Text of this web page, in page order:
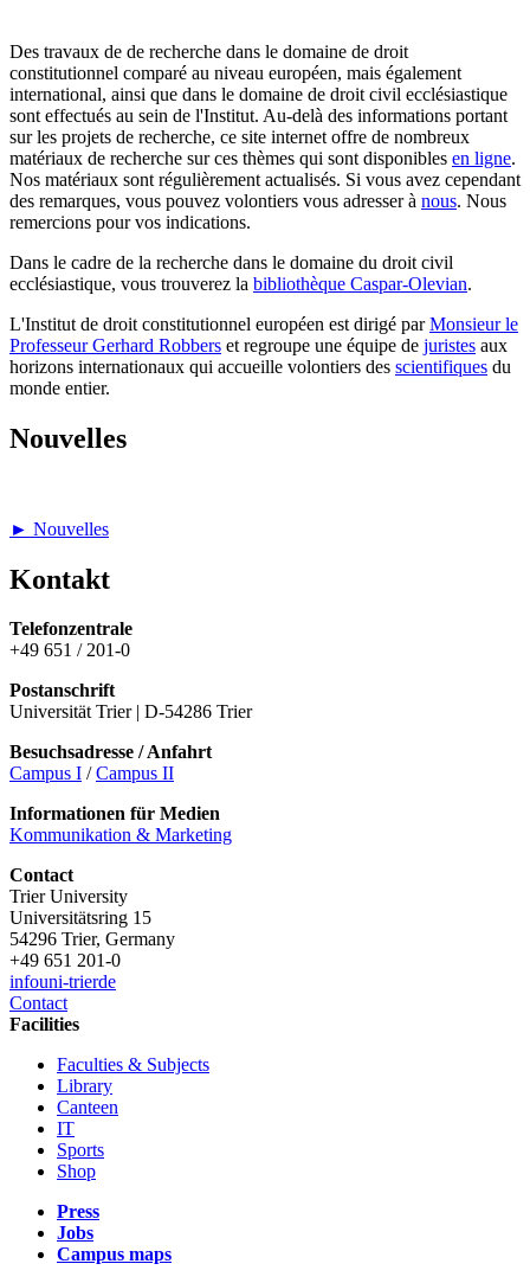
Des travaux de de recherche dans le domaine de droit
constitutionnel comparé au niveau européen, mais également
international, ainsi que dans le domaine de droit civil ecclésiastique
sont effectués au sein de l'Institut. Au-delà des informations portant
sur les projets de recherche, ce site internet offre de nombreux
matériaux de recherche sur ces thèmes qui sont disponibles en ligne.
Nos matériaux sont régulièrement actualisés. Si vous avez cependant
des remarques, vous pouvez volontiers vous adresser à nous. Nous
remercions pour vos indications.
Dans le cadre de la recherche dans le domaine du droit civil
ecclésiastique, vous trouverez la bibliothèque Caspar-Olevian.
L'Institut de droit constitutionnel européen est dirigé parMonsieur le
Professeur Gerhard Robbers et regroupe une équipe de juristes aux
horizons internationaux qui accueille volontiers des scientifiques du
monde entier.
Nouvelles
► Nouvelles
Kontakt
Telefonzentrale
+49 651 / 201-0
Postanschrift
Universität Trier | D-54286 Trier
Besuchsadresse / Anfahrt
Campus I /Campus II
Informationen für Medien
Kommunikation & Marketing
Contact
Trier University
Universitätsring 15
54296 Trier, Germany
+49 651 201-0
infouni-trierde
Contact
Facilities
Faculties & Subjects
Library
Canteen
IT
Sports
Shop
Press
Jobs
Campus maps